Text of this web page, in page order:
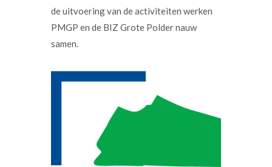
de uitvoering van de activiteiten werken
PMGP en de BIZ Grote Polder nauw
samen.